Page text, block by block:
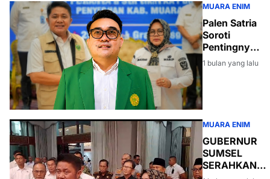
MUARA ENIM
Palen Satria
Soroti
Pentingnya
Good
Governance
Bupati
Muara Enim
kepada
Sumarni
1 bulan yang lalu
MUARA ENIM
GUBERNUR
SUMSEL
SERAHKAN